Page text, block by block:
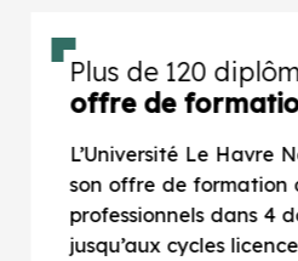
Plus de 120
offre de
L’Université Le Havre
son offre de formation
professionnels dans 4
jusqu’aux cycles